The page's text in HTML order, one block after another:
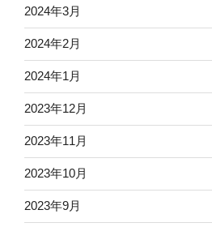
2024年3月
2024年2月
2024年1月
2023年12月
2023年11月
2023年10月
2023年9月